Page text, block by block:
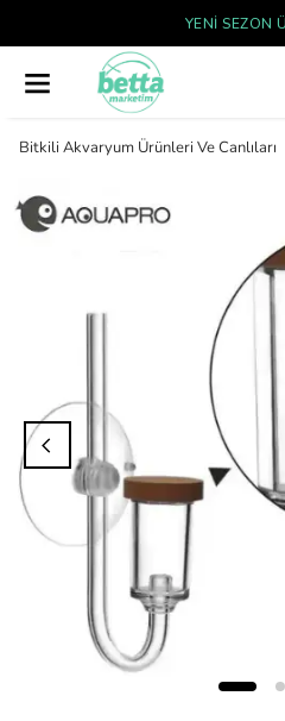
YENI SEZON
Bitkili Akvaryum Ürünleri Ve Canlıları